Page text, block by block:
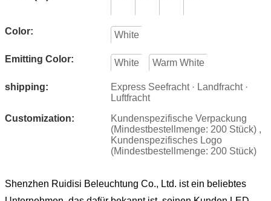
Color: White
Emitting Color: White Warm White
shipping:
Express Seefracht · Landfracht ·
Luftfracht
Customization:
Kundenspezifische Verpackung
(Mindestbestellmenge: 200 Stück) ,
Kundenspezifisches Logo
(Mindestbestellmenge: 200 Stück)
Shenzhen Ruidisi Beleuchtung Co., Ltd. ist ein beliebtes